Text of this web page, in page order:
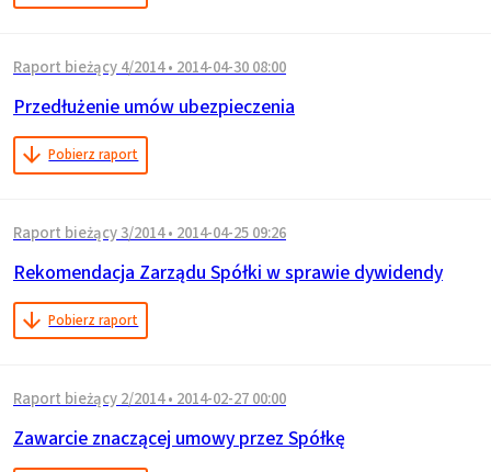
Raport bieżący 4/2014 • 2014-04-30 08:00
Przedłużenie umów ubezpieczenia
Pobierz raport
Raport bieżący 3/2014 • 2014-04-25 09:26
Rekomendacja Zarządu Spółki w sprawie dywidendy
Pobierz raport
Raport bieżący 2/2014 • 2014-02-27 00:00
Zawarcie znaczącej umowy przez Spółkę